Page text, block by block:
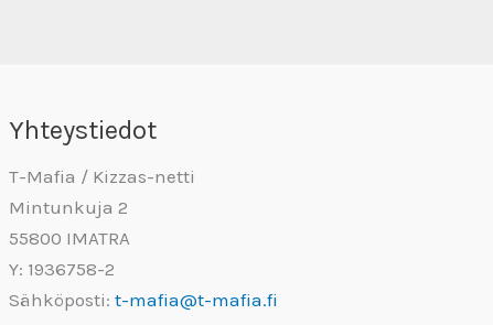
Yhteystiedot
T-Mafia / Kizzas-netti
Mintunkuja 2
55800 IMATRA
Y: 1936758-2
Sähköposti:t-mafia@t-mafia.fi